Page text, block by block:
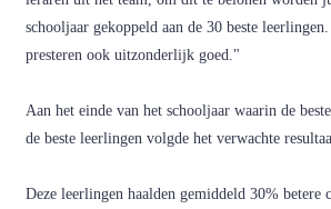
schooljaar gekoppeld aan de 30 beste
presteren ook uitzonderlijk goed."
Aan het einde van het schooljaar waarin de
de beste leerlingen volgde het verwachte
Deze leerlingen haalden gemiddeld 30% betere